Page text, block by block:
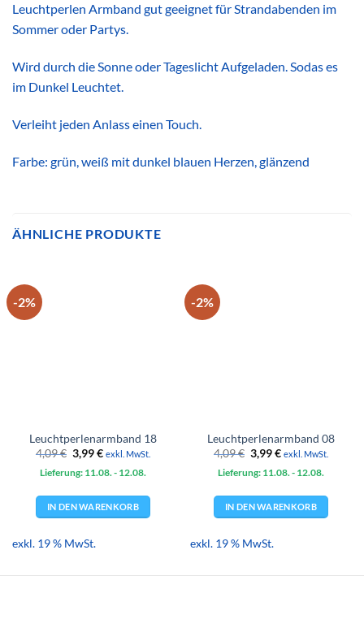
Leuchtperlen Armband gut geeignet für Strandabenden im
Sommer oder Partys.
Wird durch die Sonne oder Tageslicht Aufgeladen. Sodas es
im Dunkel Leuchtet.
Verleiht jeden Anlass einen Touch.
Farbe: grün, weiß mit dunkel blauen Herzen, glänzend
ÄHNLICHE PRODUKTE
-2%
Leuchtperlenarmband 18
4,09€ Ursprünglicher
Preis
war:
3,99€Aktueller
ist:
exkl. MwSt.
Lieferung: 11.08. - 12.08.
IN DEN WARENKORB
exkl. 19 % MwSt.
-2%
Leuchtperlenarmband 08
4,09€ Ursprünglicher
Preis
war:
3,99€Aktueller
ist:
exkl. MwSt.
Lieferung: 11.08. - 12.08.
IN DEN WARENKORB
exkl. 19 % MwSt.